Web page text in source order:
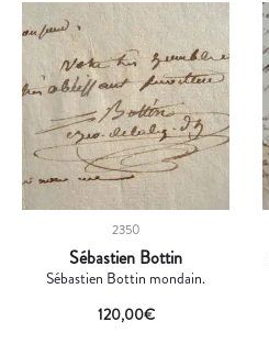
2350
Sébastien Bottin
Sébastien Bottin mondain.
120,00€